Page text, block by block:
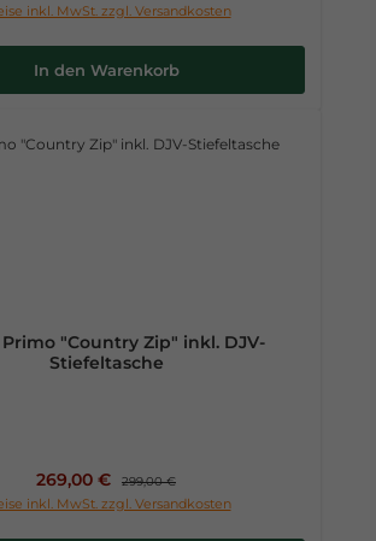
inkl. MwSt. zzgl. Versandkosten
In den Warenkorb
"Country Zip" inkl. DJV-
Stiefeltasche
Verkaufspreis:
269,00 € Regulärer Preis:
299,00 €
inkl. MwSt. zzgl. Versandkosten